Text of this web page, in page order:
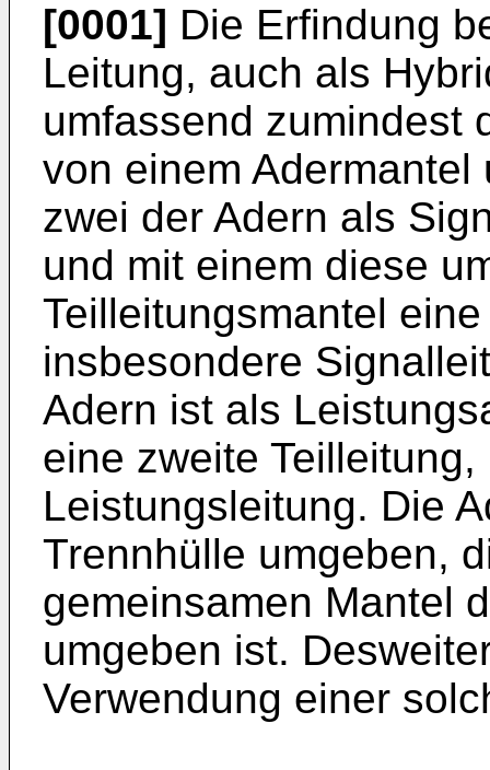
[0001] Die Erfindung
Leitung, auch als
umfassend zumindest
von einem
zwei der Adern als
und mit einem diese
Teilleitungsmantel
insbesondere
Adern ist als
eine zweite
Leistungsleitung. Die
Trennhülle umgeben,
gemeinsamen Mantel
umgeben ist.
Verwendung einer